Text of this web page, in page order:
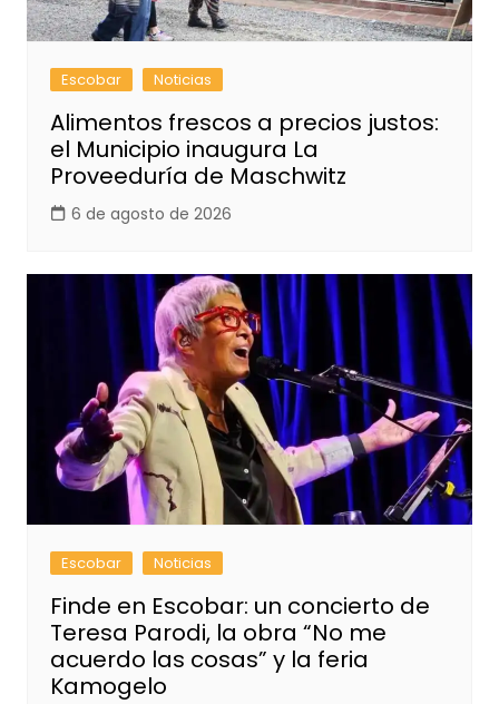
Escobar Noticias
Alimentos frescos a precios justos:
el Municipio inaugura La
Proveeduría de Maschwitz
6 de agosto de 2026
Escobar Noticias
Finde en Escobar: un concierto de
Teresa Parodi, la obra “No me
acuerdo las cosas” y la feria
Kamogelo